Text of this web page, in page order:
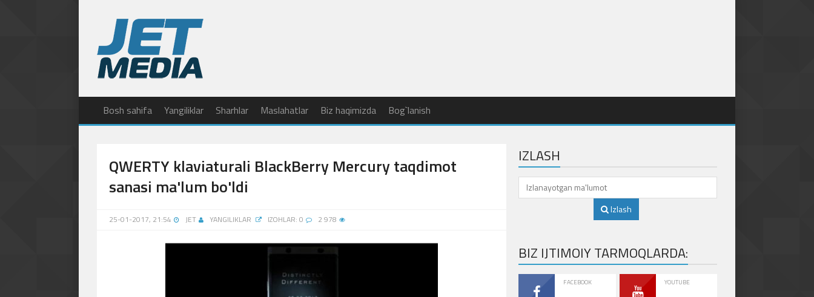
Bosh sahifa Yangiliklar Sharhlar Maslahatlar Biz haqimizda Bog`lanish
QWERTY klaviaturali BlackBerry Mercury taqdimot
sanasi ma'lum bo'ldi
25-01-2017, 21:54 JET YANGILIKLAR IZOHLAR: 0 2 978
IZLASH
Izlash
BIZ IJTIMOIY TARMOQLARDA:
FACEBOOK YOUTUBE